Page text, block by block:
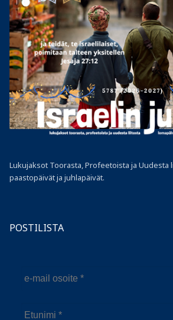
Lukujaksot Toorasta, Profeetoista ja Uudesta
paastopäivät ja juhlapäivät.
POSTILISTA